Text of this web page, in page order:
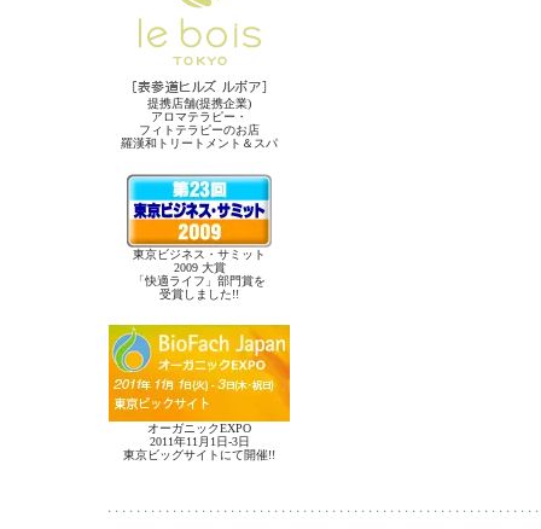
提携店舗(提携企業)
アロマテラピー・
フィトテラピーのお店
羅漢和トリートメント＆スパ
東京ビジネス・サミット
2009 大賞
「快適ライフ」部門賞を
受賞しました!!
オーガニックEXPO
2011年11月1日-3日
東京ビッグサイトにて開催!!